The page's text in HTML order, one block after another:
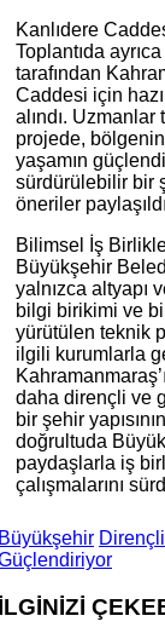
Kanlıdere
Toplantıda
tarafından
Caddesi için
alındı.
projede,
yaşamın
sürdürülebilir bir
öneriler
Bilimsel İş
Büyükşehir
yalnızca altyapı
bilgi birikimi ve
yürütülen teknik
ilgili kurumlarla
daha dirençli ve
bir şehir
doğrultuda
paydaşlarla iş
çalışmalarını